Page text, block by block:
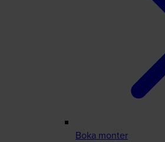
Boka monter